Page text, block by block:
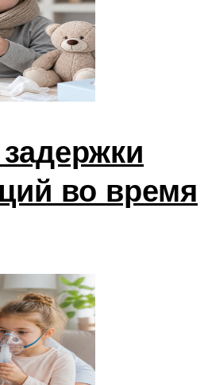
во время